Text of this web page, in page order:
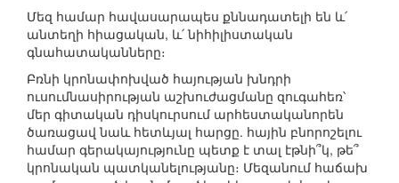
Մեզ համար հավասարապես քննադատելի են և՛
անտեղի հիացական, և՛ նիհիլիստական
գնահատականները։
Բռնի կրոնափոխված հայության խնդրի
ուսումնասիրության աշխուժացմանը զուգահեռ՝
մեր գիտական դիսկուրսում արհեստականորեն
ծառացավ նաև հետևյալ հարցը. հային բնորոշելու
համար գերակայությունը պետք է տալ էթնի՞կ, թե՞
կրոնական պատկանելությանը։ Մեզանում հաճախ